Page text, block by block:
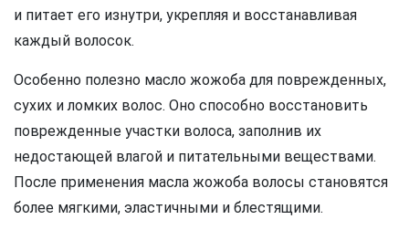
и питает его изнутри, укрепляя и восстанавливая
каждый волосок.
Особенно полезно масло жожоба для поврежденных,
сухих и ломких волос. Оно способно восстановить
поврежденные участки волоса, заполнив их
недостающей влагой и питательными веществами.
После применения масла жожоба волосы становятся
более мягкими, эластичными и блестящими.